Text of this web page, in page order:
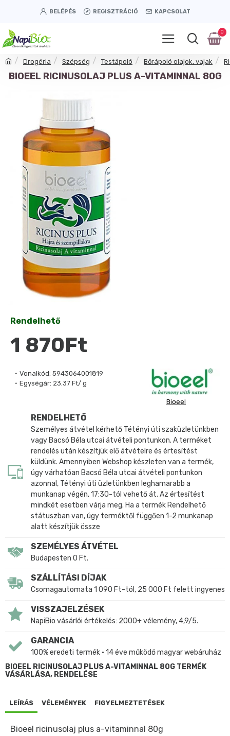
BELÉPÉS REGISZTRÁCIÓ KAPCSOLAT
0
Drogéria Szépség Testápoló Bőrápoló olajok, vajak
BIOEEL RICINUSOLAJ PLUS A-VITAMINNAL 80G
Vonalkód: 5943064001819
Egységár: 23.37 Ft/ g
Bioeel
Rendelhető
1 870Ft
RENDELHETŐ
Személyes átvétel kérhető Tétényi úti szaküzletünkben
vagy Bacsó Béla utcai átvételi pontunkon. A terméket
rendelés után készítjük elő átvételre és értesítést
küldünk. Amennyiben Webshop készleten van a termék,
úgy várhatóan Bacsó Béla utcai átvételi pontunkon
azonnal, Tétényi úti üzletünkben leghamarabb a
munkanap végén, 17:30-tól vehető át. Az értesítést
mindkét esetben várja meg. Ha a termék Rendelhető
státuszban van, úgy terméktől függően 1-2 munkanap
alatt készítjük össze
SZEMÉLYES ÁTVÉTEL
Budapesten 0 Ft.
SZÁLLÍTÁSI DÍJAK
Csomagautomata 1 090 Ft-tól, 25 000 Ft felett ingyenes
VISSZAJELZÉSEK
NapiBio vásárlói értékelés: 2000+ vélemény, 4,9/5.
GARANCIA
100% eredeti termék • 14 éve működő magyar webáruház
BIOEEL RICINUSOLAJ PLUS A-VITAMINNAL 80G TERMÉK
VÁSÁRLÁSA, RENDELÉSE
LEÍRÁS VÉLEMÉNYEK FIGYELMEZTETÉSEK
Bioeel ricinusolaj plus a-vitaminnal 80g